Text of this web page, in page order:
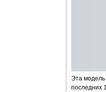
Эта модель
последних